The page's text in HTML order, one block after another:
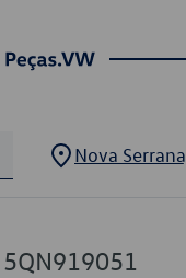
Nova Serrana